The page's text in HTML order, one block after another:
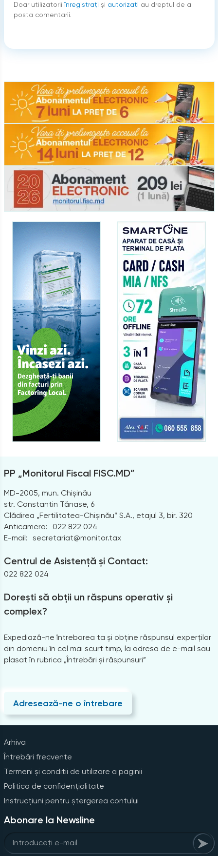
Doar utilizatorii înregistraţi şi autorizați au dreptul de a
posta comentarii.
PP „Monitorul Fiscal FISC.MD”
MD-2005, mun. Chișinău
str. Constantin Tănase, 6
Clădirea „Fertilitatea-Chișinău” S.A., etajul 3, bir. 320
Anticamera:
022 822 024
E-mail: secretariat@monitor.tax
Centrul de Asistență și Contact:
022 822 024
Dorești să obții un răspuns operativ și
complex?
Expediază-ne întrebarea ta și obține răspunsul experților
din domeniu în cel mai scurt timp, la adresa de e-mail sau
plasat în rubrica „Întrebări și răspunsuri”
Adresează-ne o întrebare
Arhiva
Întrebări frecvente
Termeni și condiții de utilizare a paginii
Politica de confidențialitate
Instrucțiuni pentru ștergerea contului
Abonare la Newsline